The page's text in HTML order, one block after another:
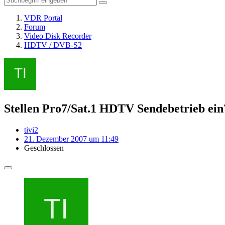
VDR Portal
Forum
Video Disk Recorder
HDTV / DVB-S2
Stellen Pro7/Sat.1 HDTV Sendebetrieb
tivi2
21. Dezember 2007 um 11:49
Geschlossen